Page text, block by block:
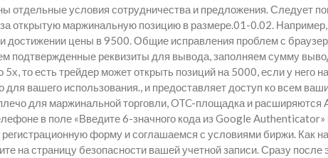
отдельные условия сотрудничества и предложения. Следует
открытую маржинальную позицию в размере.01-0.02.
достижении цены в 9500. Общие исправления проблем с
подтвержденные реквизиты для вывода, заполняем сумму
то есть трейдер может открыть позиций на 5000, если у него
вашего использования., и предоставляет доступ ко всем
для маржинальной торговли, OTC-площадка и расширяются
в поле «Введите 6-значного кода из Google Authenticator»
форму и соглашаемся с условиями биржи. Как
на страницу безопасности вашей учетной записи. Сразу после